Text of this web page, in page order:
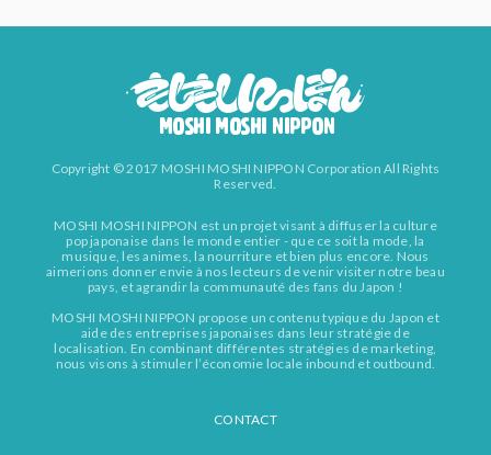
Copyright © 2017 MOSHI MOSHI NIPPON Corporation All Rights
Reserved.
MOSHI MOSHI NIPPON est un projet visant à diffuser la culture
pop japonaise dans le monde entier - que ce soit la mode, la
musique, les animes, la nourriture et bien plus encore. Nous
aimerions donner envie à nos lecteurs de venir visiter notre beau
pays, et agrandir la communauté des fans du Japon !
MOSHI MOSHI NIPPON propose un contenu typique du Japon et
aide des entreprises japonaises dans leur stratégie de
localisation. En combinant différentes stratégies de marketing,
nous visons à stimuler l’économie locale inbound et outbound.
CONTACT